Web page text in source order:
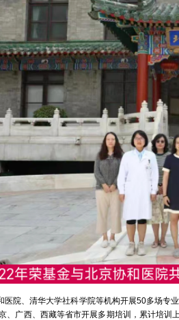
院、清华大学社科学院等机构开展50多场专
、广西、西藏等省市开展多期培训，累计培